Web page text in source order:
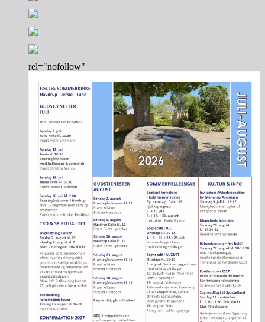
rel="nofollow"